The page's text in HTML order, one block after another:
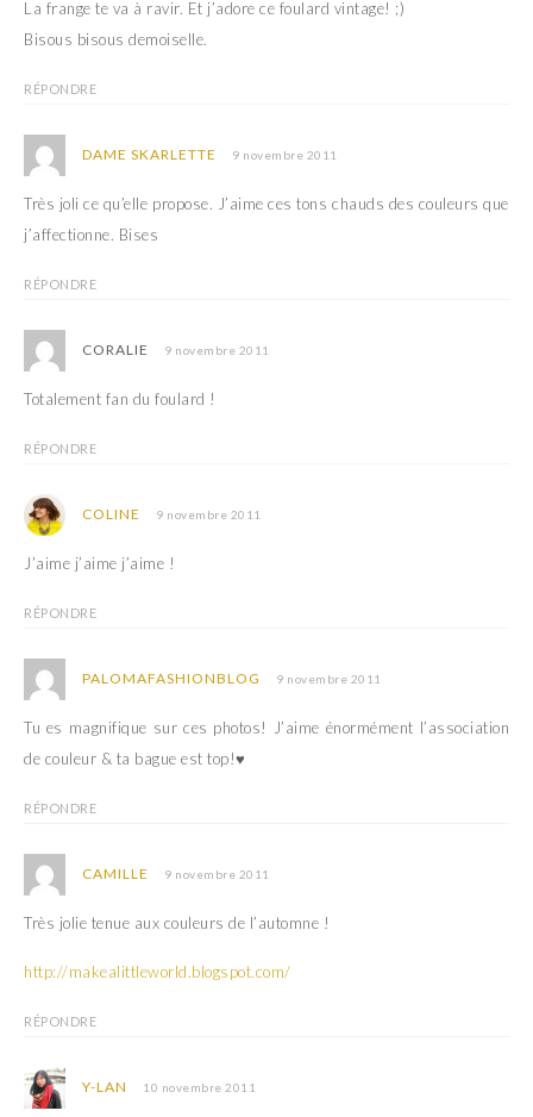
La frange te va à ravir. Et j’adore ce foulard vintage! ;)
Bisous bisous demoiselle.
RÉPONDRE
DAME SKARLETTE 9 novembre 2011
Très joli ce qu’elle propose. J’aime ces tons chauds des couleurs que
j’affectionne. Bises
RÉPONDRE
CORALIE 9 novembre 2011
Totalement fan du foulard !
RÉPONDRE
COLINE 9 novembre 2011
J’aime j’aime j’aime !
RÉPONDRE
PALOMAFASHIONBLOG 9 novembre 2011
Tu es magnifique sur ces photos! J’aime énormément l’association
de couleur & ta bague est top!♥
RÉPONDRE
CAMILLE 9 novembre 2011
Très jolie tenue aux couleurs de l’automne !
http://makealittleworld.blogspot.com/
RÉPONDRE
Y-LAN 10 novembre 2011